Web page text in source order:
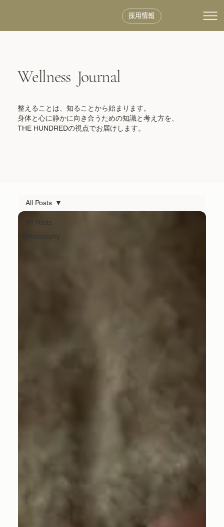
採用情報
Wellness Journal
整えることは、知ることから始まります。
身体と心に静かに向き合うための知識と考え方を、
THE HUNDREDの視点でお届けします。
All Posts
Philosophy
All Posts